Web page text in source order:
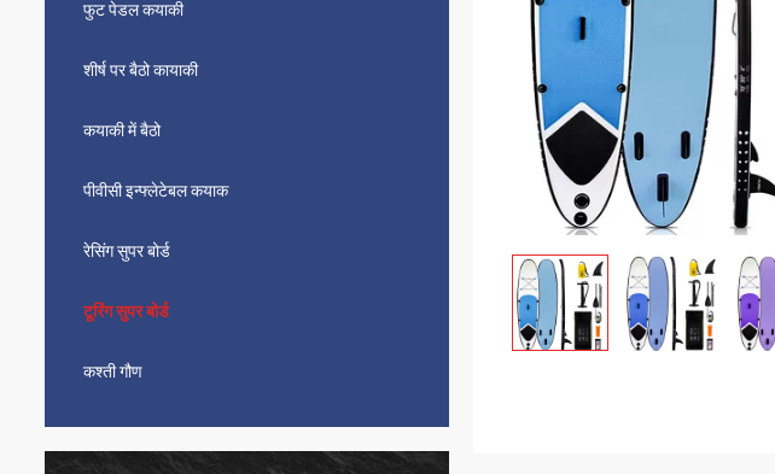
फुट पेडल कयाकी
शीर्ष पर बैठो कायाकी
कयाकी में बैठो
पीवीसी इन्फ्लेटेबल कयाक
रेसिंग सुपर बोर्ड
टूरिंग सुपर बोर्ड
कश्ती गौण